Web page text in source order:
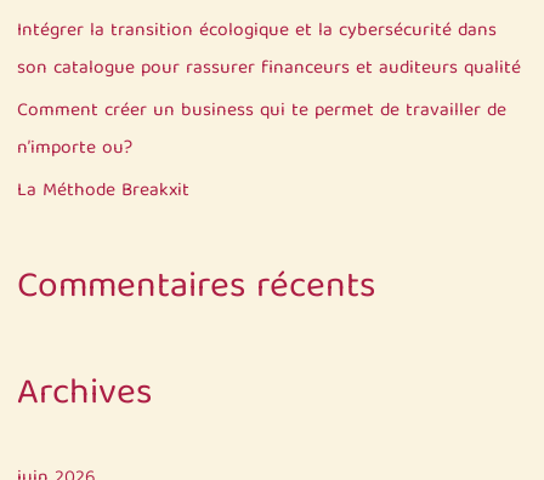
e
r
Intégrer la transition écologique et la cybersécurité dans
son catalogue pour rassurer financeurs et auditeurs qualité
Comment créer un business qui te permet de travailler de
n’importe ou?
La Méthode Breakxit
Commentaires récents
Archives